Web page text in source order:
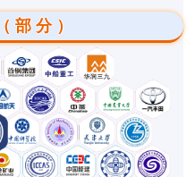
部分）